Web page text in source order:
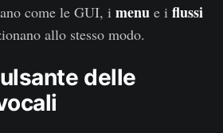
come le GUI, i menu e i flussi
allo stesso modo.
delle